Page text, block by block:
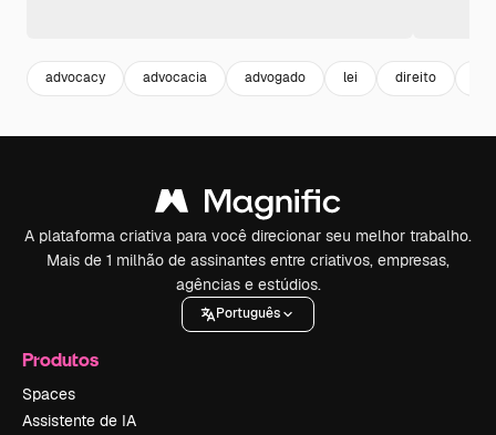
advocacy advocacia advogado lei direito
A plataforma criativa para você direcionar seu melhor trabalho.
Mais de 1 milhão de assinantes entre criativos, empresas,
agências e estúdios.
Português
Produtos
Spaces
Assistente de IA